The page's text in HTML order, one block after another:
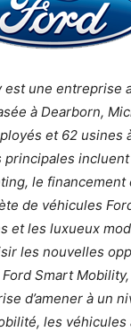
est une entreprise
à Dearborn,
et 62 usines
principales
le financement
de véhicules
et les luxueux
les nouvelles
Smart
d’amener à un
les véhicules